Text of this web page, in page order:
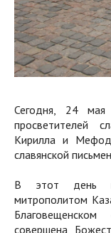
Сегодня, 24 мая
просветителей
Кирилла и
славянской
В этот день
митрополитом
совершена